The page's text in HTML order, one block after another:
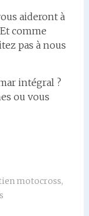
aideront à
comme
pas à nous
intégral ?
ou vous
motocross,